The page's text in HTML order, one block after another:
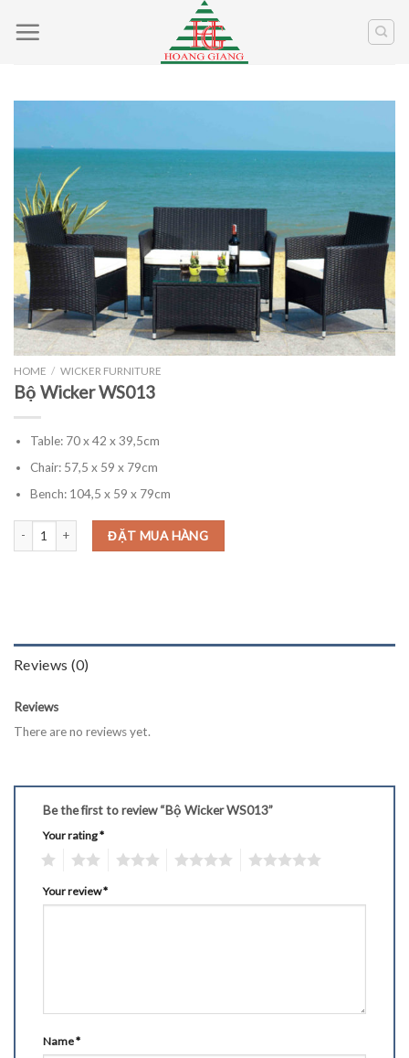
HOME / WICKER FURNITURE
Bộ Wicker WS013
Table: 70 x 42 x 39,5cm
Chair: 57,5 x 59 x 79cm
Bench: 104,5 x 59 x 79cm
Bộ Wicker WS013 quantity
ĐẶT MUA HÀNG
Reviews (0)
Reviews
There are no reviews yet.
Be the first to review “Bộ Wicker WS013”
Your rating*
Your review*
Name*